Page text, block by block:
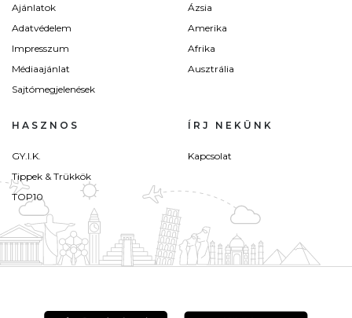
Ajánlatok
Adatvédelem
Impresszum
Médiaajánlat
Sajtómegjelenések
Ázsia
Amerika
Afrika
Ausztrália
HASZNOS
GY.I.K.
Tippek & Trükkök
TOP10
ÍRJ NEKÜNK
Kapcsolat